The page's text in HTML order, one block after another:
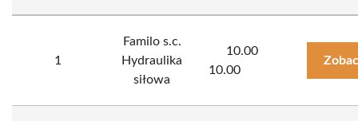
1
Familo s.c.
Hydraulika
siłowa
10.00
10.00